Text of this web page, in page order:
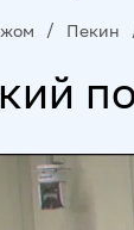
Пекин